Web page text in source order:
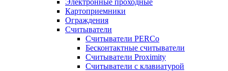
Электронные проходные
Картоприемники
Ограждения
Считыватели
Считыватели PERCo
Бесконтактные считыватели
Считыватели Proximity
Считыватели с клавиатурой